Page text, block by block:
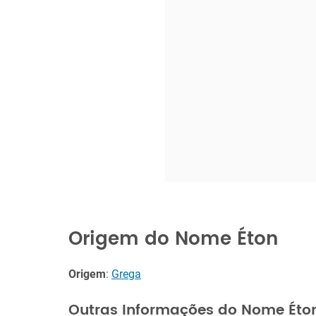
Origem do Nome Éton
Origem: Grega
Outras Informações do Nome